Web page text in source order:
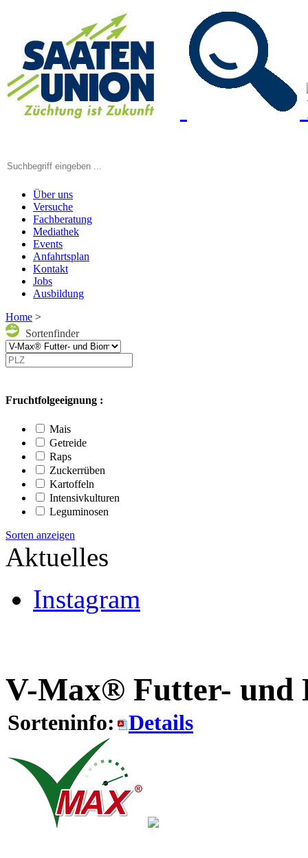
Über uns
Versuche
Fachberatung
Mediathek
Events
Anfahrtsplan
Kontakt
Jobs
Ausbildung
Home >
Sortenfinder
Fruchtfolgeeignung :
Mais
Getreide
Raps
Zuckerrüben
Kartoffeln
Intensivkulturen
Leguminosen
Sorten anzeigen
Aktuelles
Instagram
V-Max® Futter- und
Sorteninfo: Details